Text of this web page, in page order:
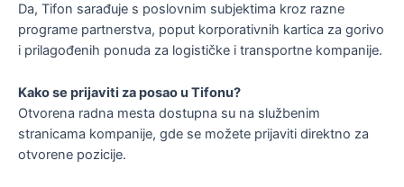
Da, Tifon sarađuje s poslovnim subjektima kroz razne
programe partnerstva, poput korporativnih kartica za gorivo
i prilagođenih ponuda za logističke i transportne kompanije.
Kako se prijaviti za posao u Tifonu?
Otvorena radna mesta dostupna su na službenim
stranicama kompanije, gde se možete prijaviti direktno za
otvorene pozicije.